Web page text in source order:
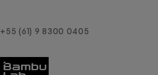
+55 (61) 9 8300 0405